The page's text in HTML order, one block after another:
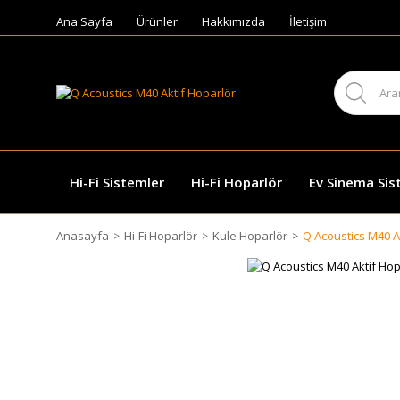
Ana Sayfa Ürünler Hakkımızda İletişim
Hi-Fi Sistemler Hi-Fi Hoparlör Ev Sinema
Anasayfa Hi-Fi Hoparlör Kule Hoparlör Q Acoustics M40